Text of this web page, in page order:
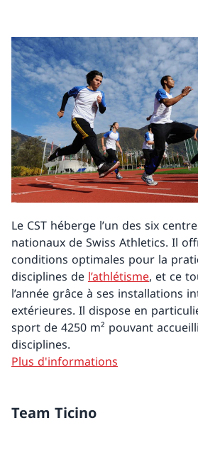
Le CST héberge l’un des six
nationaux de Swiss Athletics. Il
conditions optimales pour la
disciplines de l’athlétisme, et ce
l’année grâce à ses installations
extérieures. Il dispose en
sport de 4250 m² pouvant
disciplines.
Plus d'informations
Team Ticino